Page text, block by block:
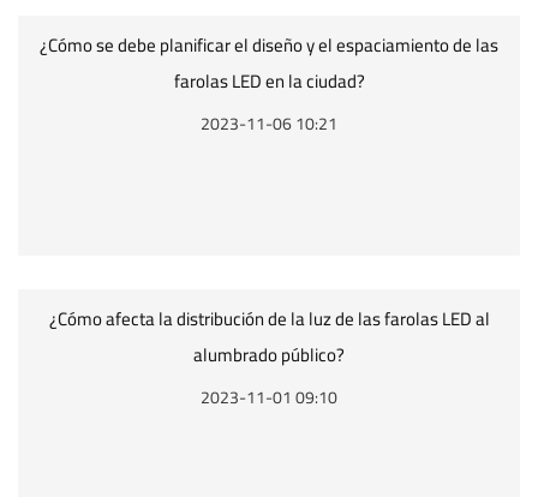
¿Cómo se debe planificar el diseño y el espaciamiento de las
farolas LED en la ciudad?
2023-11-06 10:21
¿Cómo afecta la distribución de la luz de las farolas LED al
alumbrado público?
2023-11-01 09:10